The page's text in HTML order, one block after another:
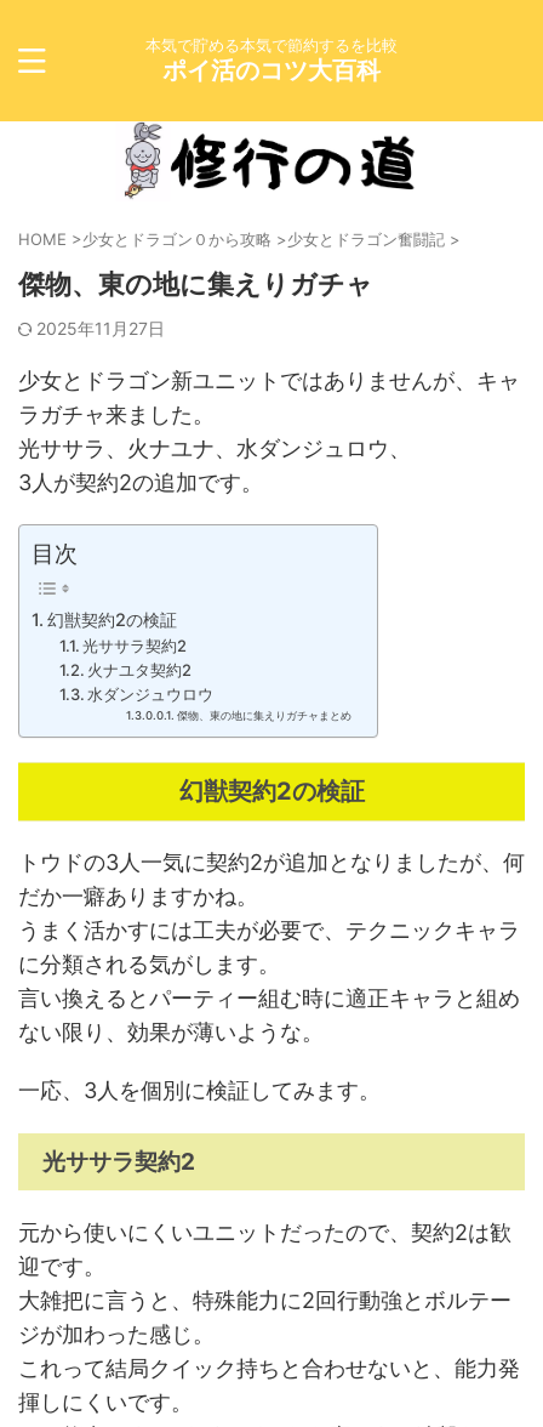
本気で貯める本気で節約するを比較
ポイ活のコツ大百科
HOME >少女とドラゴン０から攻略 >少女とドラゴン奮闘記 >
傑物、東の地に集えりガチャ
2025年11月27日
少女とドラゴン新ユニットではありませんが、キャ
ラガチャ来ました。
光ササラ、火ナユナ、水ダンジュロウ、
3人が契約2の追加です。
目次
幻獣契約2の検証
光ササラ契約2
火ナユタ契約2
水ダンジュウロウ
傑物、東の地に集えりガチャまとめ
幻獣契約2の検証
トウドの3人一気に契約2が追加となりましたが、何
だか一癖ありますかね。
うまく活かすには工夫が必要で、テクニックキャラ
に分類される気がします。
言い換えるとパーティー組む時に適正キャラと組め
ない限り、効果が薄いような。
一応、3人を個別に検証してみます。
光ササラ契約2
元から使いにくいユニットだったので、契約2は歓
迎です。
大雑把に言うと、特殊能力に2回行動強とボルテー
ジが加わった感じ。
これって結局クイック持ちと合わせないと、能力発
揮しにくいです。